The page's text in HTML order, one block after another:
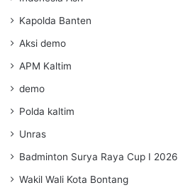
Kapolda Banten
Aksi demo
APM Kaltim
demo
Polda kaltim
Unras
Badminton Surya Raya Cup I 2026
Wakil Wali Kota Bontang